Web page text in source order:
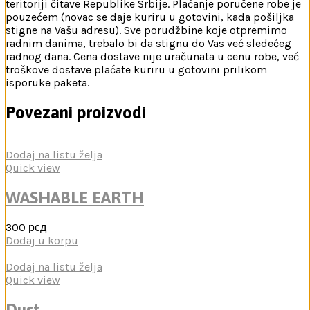
teritoriji čitave Republike Srbije. Plaćanje poručene robe je
pouzećem (novac se daje kuriru u gotovini, kada pošiljka
stigne na Vašu adresu). Sve porudžbine koje otpremimo
radnim danima, trebalo bi da stignu do Vas već sledećeg
radnog dana. Cena dostave nije uračunata u cenu robe, već
troškove dostave plaćate kuriru u gotovini prilikom
isporuke paketa.
Povezani proizvodi
Dodaj na listu želja
Quick view
WASHABLE EARTH
300 рсд
Dodaj u korpu
Dodaj na listu želja
Quick view